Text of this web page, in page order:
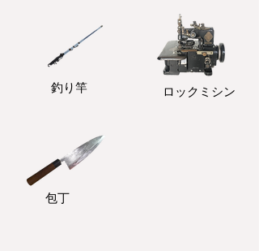
釣り竿 ロックミシン
包丁